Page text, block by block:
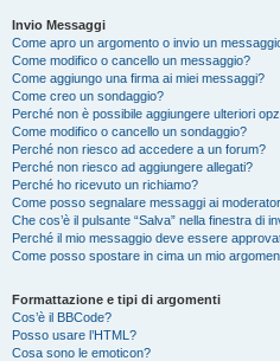
Invio Messaggi
Come apro un argomento o invio un
Come modifico o cancello un messaggio?
Come aggiungo una firma ai miei messaggi?
Come creo un sondaggio?
Perché non è possibile aggiungere ulteriori
Come modifico o cancello un sondaggio?
Perché non riesco ad accedere a un forum?
Perché non riesco ad aggiungere allegati?
Perché ho ricevuto un richiamo?
Come posso segnalare messaggi ai
Che cos’è il pulsante “Salva” nella finestra di
Perché il mio messaggio deve essere
Come posso spostare in cima un mio
Formattazione e tipi di argomenti
Cos’è il BBCode?
Posso usare l’HTML?
Cosa sono le emoticon?